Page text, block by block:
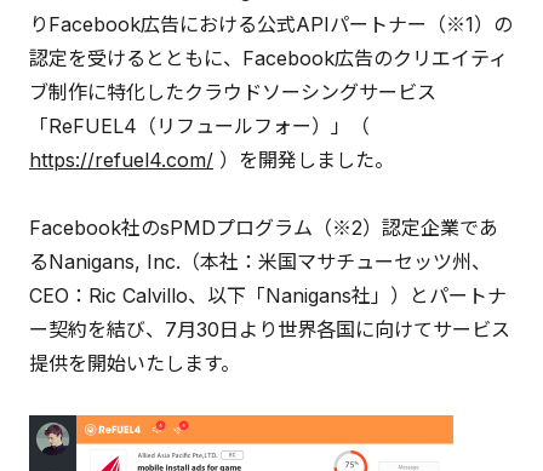
りFacebook広告における公式APIパートナー（※1）の
認定を受けるとともに、Facebook広告のクリエイティ
ブ制作に特化したクラウドソーシングサービス
「ReFUEL4（リフュールフォー）」（
https://refuel4.com/ ）を開発しました。
Facebook社のsPMDプログラム（※2）認定企業であ
るNanigans, Inc.（本社：米国マサチューセッツ州、
CEO：Ric Calvillo、以下「Nanigans社」）とパートナ
ー契約を結び、7月30日より世界各国に向けてサービス
提供を開始いたします。